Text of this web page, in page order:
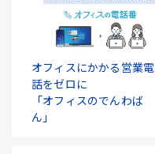
オフィスにかかる営業電
話をゼロに
「オフィスのでんわば
ん」